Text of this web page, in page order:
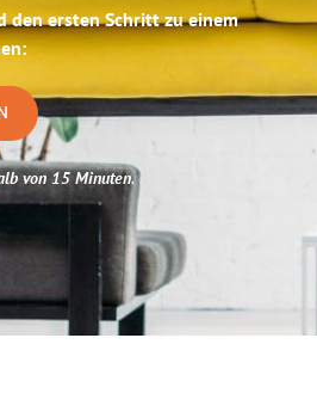
ersten Schritt zu einem
von 15 Minuten.